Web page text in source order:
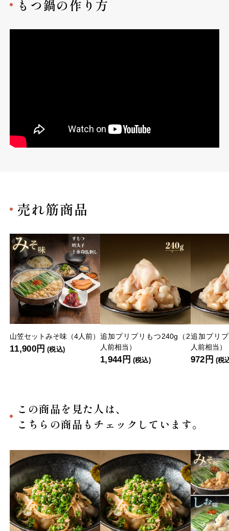
もつ鍋の作り方
売れ筋商品
山笠セットみそ味（4人前）
11,900円 (税込)
追加プリプリもつ240g（2
人前相当）
1,944円 (税込)
追加プリ
人前相当）
972円 (税
この商品を見た人は、
こちらの商品もチェックしています。